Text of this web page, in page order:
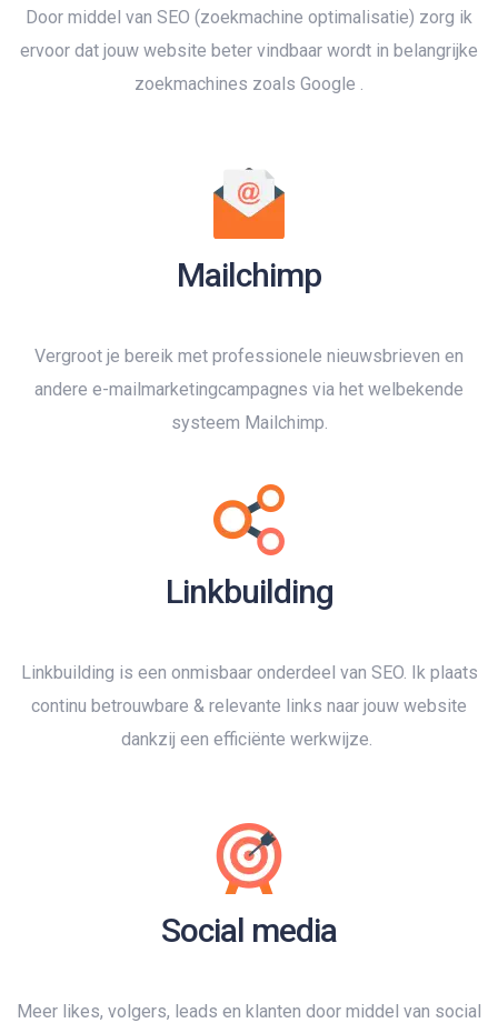
Door middel van SEO (zoekmachine optimalisatie) zorg ik
ervoor dat jouw website beter vindbaar wordt in belangrijke
zoekmachines zoals Google .
Mailchimp
Vergroot je bereik met professionele nieuwsbrieven en
andere e-mailmarketingcampagnes via het welbekende
systeem Mailchimp.
Linkbuilding
Linkbuilding is een onmisbaar onderdeel van SEO. Ik plaats
continu betrouwbare & relevante links naar jouw website
dankzij een efficiënte werkwijze.
Social media
Meer likes, volgers, leads en klanten door middel van social